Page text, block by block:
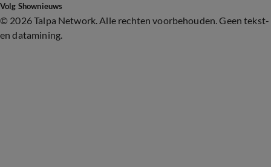
Volg Shownieuws
© 2026 Talpa Network. Alle rechten voorbehouden. Geen tekst-
en datamining.